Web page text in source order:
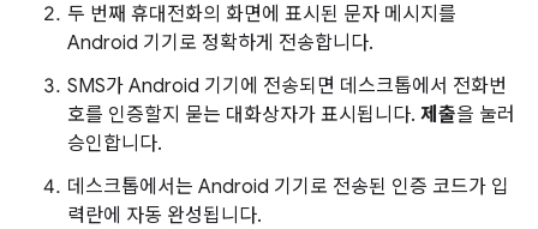
두 번째 휴대전화의 화면에 표시된 문자 메시지를
Android 기기로 정확하게 전송합니다.
SMS가 Android 기기에 전송되면 데스크톱에서 전화번
호를 인증할지 묻는 대화상자가 표시됩니다. 제출을 눌러
승인합니다.
데스크톱에서는 Android 기기로 전송된 인증 코드가 입
력란에 자동 완성됩니다.